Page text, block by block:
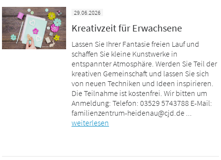
29.06.2026
Kreativzeit für Erwachsene
Lassen Sie Ihrer Fantasie freien Lauf und
schaffen Sie kleine Kunstwerke in
entspannter Atmosphäre. Werden Sie Teil der
kreativen Gemeinschaft und lassen Sie sich
von neuen Techniken und Ideen inspirieren.
Die Teilnahme ist kostenfrei. Wir bitten um
Anmeldung: Telefon: 03529 5743788 E-Mail:
familienzentrum-heidenau@cjd.de ...
weiterlesen